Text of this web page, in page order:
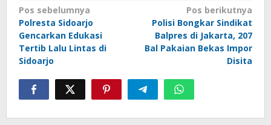
Navigasi
pos
Pos sebelumnya
Polresta Sidoarjo
Gencarkan Edukasi
Tertib Lalu Lintas di
Sidoarjo
Pos berikutnya
Polisi Bongkar Sindikat
Balpres di Jakarta, 207
Bal Pakaian Bekas Impor
Disita